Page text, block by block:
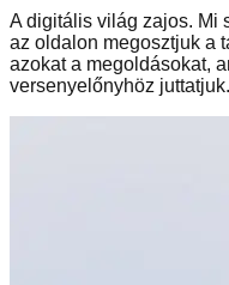
A digitális világ zajos. Mi
az oldalon megosztjuk a
azokat a megoldásokat,
versenyelőnyhöz juttatjuk.